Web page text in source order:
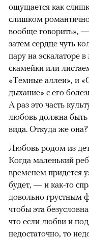
ощущается как
слишком
вообще говорить»,
затем сердце чуть
пару на эскалаторе
скамейки или
«Темные аллеи», и
дыхание» с его
А раз это часть
любовь должна
вида. Откуда же она?
Любовь родом из
Когда маленький
временем придется
будет, — и как-то
довольно грустным
чтобы эта
что если любви и
недостаточно, то